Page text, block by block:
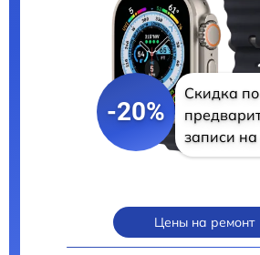
-20%
Скидка по
записи на
Цены на ремонт